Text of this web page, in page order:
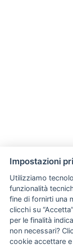
Impostazioni
Utilizziamo
funzionalità
fine di fornirti una
clicchi su
per le finalità
non necessari?
cookie accettare